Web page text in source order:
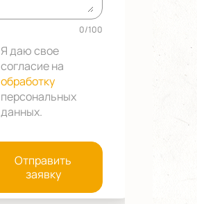
0/100
Я даю свое
согласие на
обработку
персональных
данных.
Отправить
заявку